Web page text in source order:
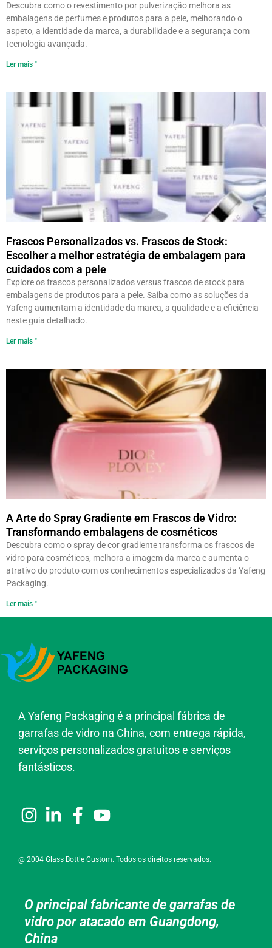
Descubra como o revestimento por pulverização melhora as
embalagens de perfumes e produtos para a pele, melhorando o
aspeto, a identidade da marca, a durabilidade e a segurança com
tecnologia avançada.
Ler mais "
Frascos Personalizados vs. Frascos de Stock:
Escolher a melhor estratégia de embalagem para
cuidados com a pele
Explore os frascos personalizados versus frascos de stock para
embalagens de produtos para a pele. Saiba como as soluções da
Yafeng aumentam a identidade da marca, a qualidade e a eficiência
neste guia detalhado.
Ler mais "
A Arte do Spray Gradiente em Frascos de Vidro:
Transformando embalagens de cosméticos
Descubra como o spray de cor gradiente transforma os frascos de
vidro para cosméticos, melhora a imagem da marca e aumenta o
atrativo do produto com os conhecimentos especializados da Yafeng
Packaging.
Ler mais "
A Yafeng Packaging é a principal fábrica de
garrafas de vidro na China, com entrega rápida,
serviços personalizados gratuitos e serviços
fantásticos.
@ 2004 Glass Bottle Custom. Todos os direitos reservados.
O principal fabricante de garrafas de
vidro por atacado em Guangdong,
China